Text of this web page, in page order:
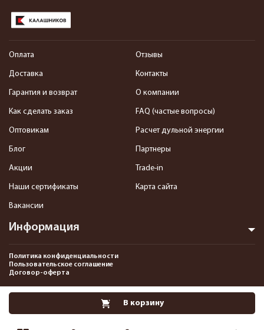
В корзину
Информация
Оплата
Доставка
Гарантия и возврат
Как сделать заказ
Оптовикам
Блог
Акции
Наши сертификаты
Вакансии
Отзывы
Контакты
О компании
FAQ (частые вопросы)
Расчет дульной энергии
Партнеры
Trade-in
Карта сайта
Политика конфиденциальности
Пользовательское соглашение
Договор-оферта
2013-2026 Интернет-магазин пневматики, страйкбола и снаряжения–
Pnevmat24.ru. Все права защищены.©